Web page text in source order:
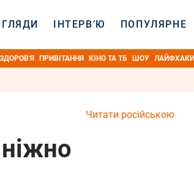
ІНТЕРВ’Ю ПОПУЛЯРНЕ
ЗДОРОВ'Я ПРИВІТАННЯ КІНО ТА ТБ ШОУ ЛАЙФХАКИ
Читати російською